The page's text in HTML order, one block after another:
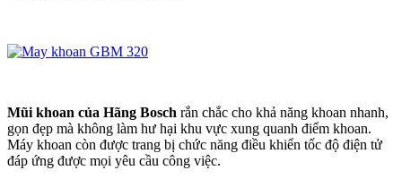
Mũi khoan của Hãng Bosch rắn chắc cho khả năng khoan nhanh,
gọn đẹp mà không làm hư hại khu vực xung quanh điểm khoan.
Máy khoan còn được trang bị chức năng điều khiển tốc độ điện tử
đáp ứng được mọi yêu cầu công việc.